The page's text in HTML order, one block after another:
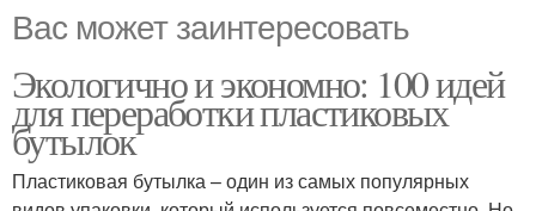
Вас может заинтересовать
Экологично и экономно: 100 идей
для переработки пластиковых
бутылок
Пластиковая бутылка – один из самых популярных